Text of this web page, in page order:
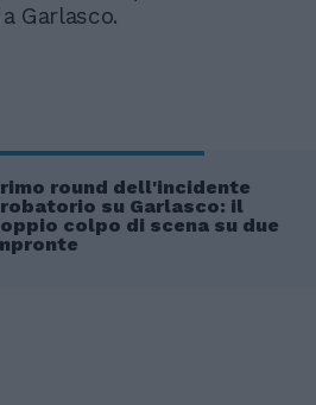
Garlasco.
round dell'incidente
su Garlasco: il
colpo di scena su due